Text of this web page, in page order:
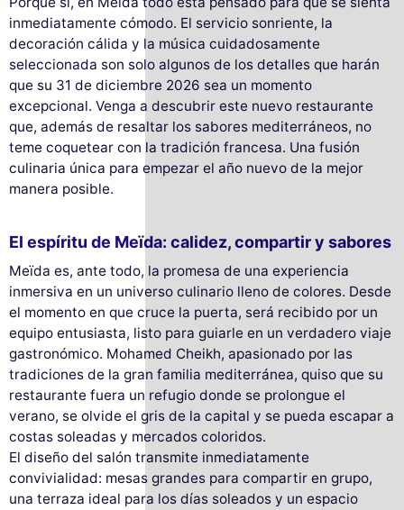
inmediatamente cómodo. El servicio sonriente, la
decoración cálida y la música cuidadosamente
seleccionada son solo algunos de los detalles que harán
que su 31 de diciembre 2026 sea un momento
excepcional. Venga a descubrir este nuevo restaurante
que, además de resaltar los sabores mediterráneos, no
teme coquetear con la tradición francesa. Una fusión
culinaria única para empezar el año nuevo de la mejor
manera posible.
El espíritu de Meïda: calidez, compartir y sabores
Meïda es, ante todo, la promesa de una experiencia
inmersiva en un universo culinario lleno de colores. Desde
el momento en que cruce la puerta, será recibido por un
equipo entusiasta, listo para guiarle en un verdadero viaje
gastronómico. Mohamed Cheikh, apasionado por las
tradiciones de la gran familia mediterránea, quiso que su
restaurante fuera un refugio donde se prolongue el
verano, se olvide el gris de la capital y se pueda escapar a
costas soleadas y mercados coloridos.
El diseño del salón transmite inmediatamente
convivialidad: mesas grandes para compartir en grupo,
una terraza ideal para los días soleados y un espacio